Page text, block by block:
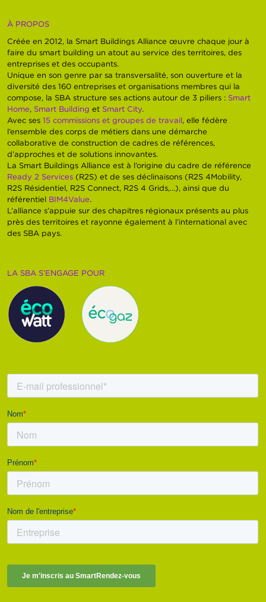
À PROPOS
Créée en 2012, la Smart Buildings Alliance œuvre chaque jour à
faire du smart building un atout au service des territoires, des
entreprises et des occupants.
Unique en son genre par sa transversalité, son ouverture et la
diversité des 160 entreprises et organisations membres qui la
compose, la SBA structure ses actions autour de 3 piliers : Smart
Home, Smart Building et Smart City.
Avec ses15 commissions et groupes de travail, elle fédère
l’ensemble des corps de métiers dans une démarche
collaborative de construction de cadres de références,
d’approches et de solutions innovantes.
La Smart Buildings Alliance est à l’origine du cadre de référence
Ready 2 Services (R2S) et de ses déclinaisons (R2S 4Mobility,
R2S Résidentiel, R2S Connect, R2S 4 Grids,…), ainsi que du
référentiel BIM4Value.
L’alliance s’appuie sur des chapitres régionaux présents au plus
près des territoires et rayonne également à l’international avec
des SBA pays.
LA SBA S’ENGAGE POUR